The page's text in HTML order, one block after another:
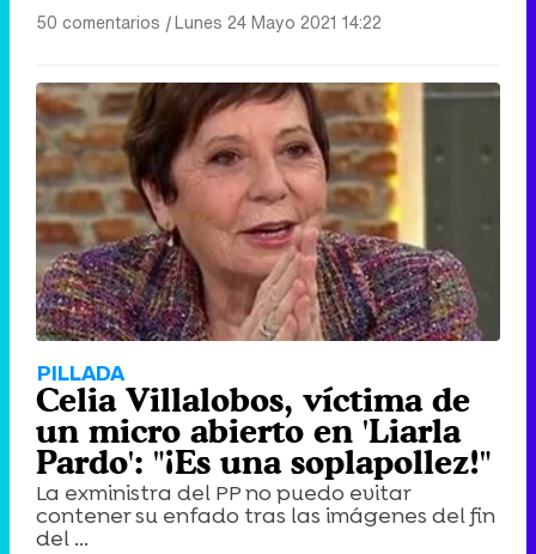
50 comentarios |Lunes 24 Mayo 2021 14:22
PILLADA
Celia Villalobos, víctima de
un micro abierto en 'Liarla
Pardo': "¡Es una soplapollez!"
La exministra del PP no puedo evitar
contener su enfado tras las imágenes del fin
del ...